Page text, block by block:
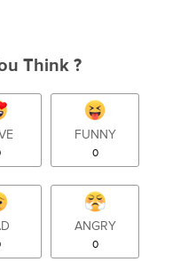
Think ?
FUNNY
0
ANGRY
0